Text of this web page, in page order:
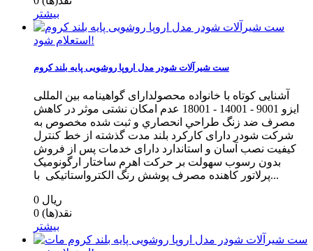
بیشتر
استعلام شود!
ست شیرآلات شودر مدل اروپا روشویی پایه بلند کروم
آشنایی کوتاه با خانواده محصولدارای گواهینامه بین المللی
ایزو 9001 - 14001 - 18001 عدم امکان نشتی موثر در کاهش
مصرف ضد زنگ طراحي انحصاري و ثبت شده مخصوص به
شرکت شودر دارای کارکرد بلند مدت گذشته از خط كنترل
كيفيت نصب آسان و استاندارد دارای خدمات پس از فروش
بدون رسوب سهولت بر حرکت اهرم ساختار ارگونومیک
پرلاتور کاهنده مصرف پوشش رنگ الکترواستاتیکی با...
0 ریال
0 نقد(ها)
بیشتر